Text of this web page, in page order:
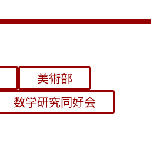
美術部
数学研究同好会